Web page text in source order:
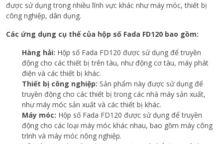
được sử dụng trong nhiều lĩnh vực khác như máy móc, thiết bị
công nghiệp, dân dụng.
Các ứng dụng cụ thể của hộp số Fada FD120 bao gồm:
Hàng hải: Hộp số Fada FD120 được sử dụng để truyền
động cho các thiết bị trên tàu, như động cơ tàu, máy phát
điện và các thiết bị khác.
Thiết bị công nghiệp: Sản phẩm này được sử dụng để
truyền động cho các thiết bị trong các nhà máy sản xuất,
như máy móc sản xuất và các thiết bị khác.
Máy móc: Hộp số Fada FD120 được sử dụng để truyền
động cho các loại máy móc khác nhau, bao gồm máy công
trình và máy móc nông nghiệp.